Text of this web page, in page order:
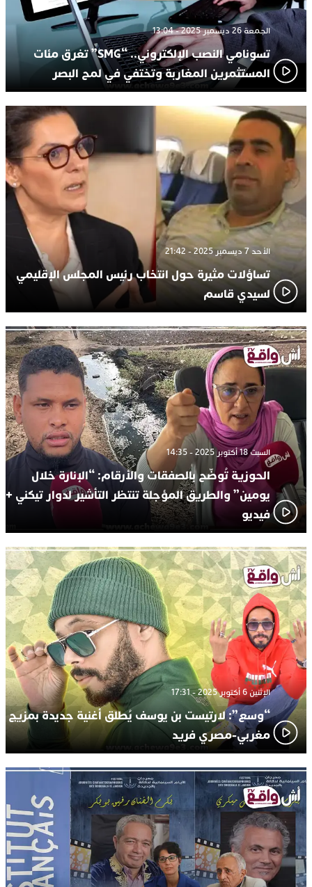
الجمعة 26 ديسمبر 2025 - 13:04
تسونامي النصب الإلكتروني.. “SMG” تغرق مئات
المستثمرين المغاربة وتختفي في لمح البصر
الأحد 7 ديسمبر 2025 - 21:42
تساؤلات مثيرة حول انتخاب رئيس المجلس الإقليمي
لسيدي قاسم
السبت 18 أكتوبر 2025 - 14:35
الحوزية تُوضّح بالصفقات والأرقام: “الإنارة خلال
يومين” والطريق المؤجلة تنتظر التأشير لدوار تيكني +
فيديو
الإثنين 6 أكتوبر 2025 - 17:31
“وسع”: لارتيست بن يوسف يُطلق أغنية جديدة بمزيج
مغربي-مصري فريد